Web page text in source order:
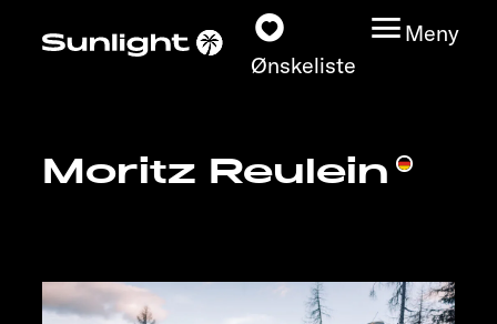
Ønskeliste
Meny
Modeller
Finn din Sunlight
Moritz Reulein